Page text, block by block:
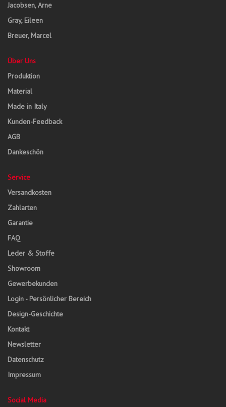
Jacobsen, Arne
Gray, Eileen
Breuer, Marcel
Über Uns
Produktion
Material
Made in Italy
Kunden-Feedback
AGB
Dankeschön
Service
Versandkosten
Zahlarten
Garantie
FAQ
Leder & Stoffe
Showroom
Gewerbekunden
Login - Persönlicher Bereich
Design-Geschichte
Kontakt
Newsletter
Datenschutz
Impressum
Social Media